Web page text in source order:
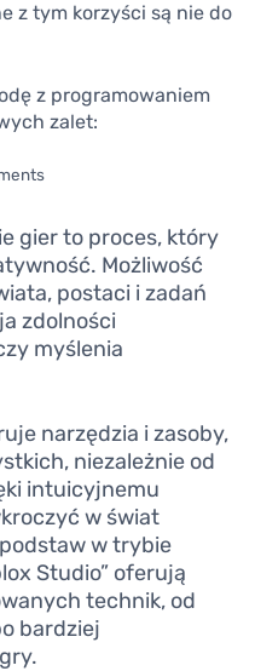
z tym korzyści są nie do
z programowaniem
zalet:
gier to proces, który
Możliwość
postaci i zadań
zdolności
myślenia
narzędzia i zasoby,
niezależnie od
intuicyjnemu
w świat
w trybie
Studio” oferują
technik, od
bardziej